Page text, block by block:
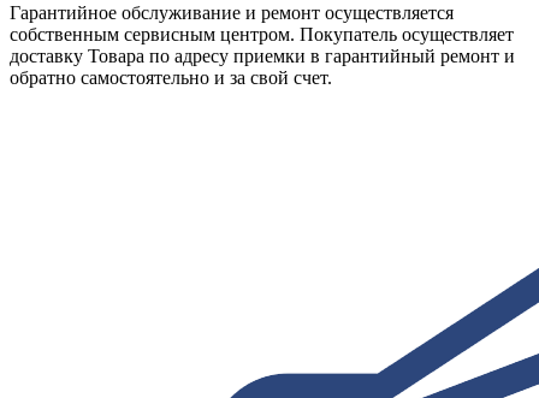
Гарантийное обслуживание и ремонт осуществляется
собственным сервисным центром. Покупатель осуществляет
доставку Товара по адресу приемки в гарантийный ремонт и
обратно самостоятельно и за свой счет.